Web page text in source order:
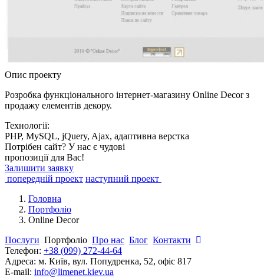
Опис проекту
Розробка функціонального інтернет-магазину Online Decor з
продажу елементів декору.
Технології:
PHP, MySQL, jQuery, Ajax, адаптивна верстка
Потрібен сайт? У нас є чудові
пропозиції для Вас!
Залишити заявку
попередній проект наступний проект
Головна
Портфоліо
Online Decor
Послуги Портфоліо Про нас Блог Контакти
Телефон: +38 (099) 272-44-64
Адреса: м. Київ, вул. Попудренка, 52, офіс 817
E-mail: info@limenet.kiev.ua